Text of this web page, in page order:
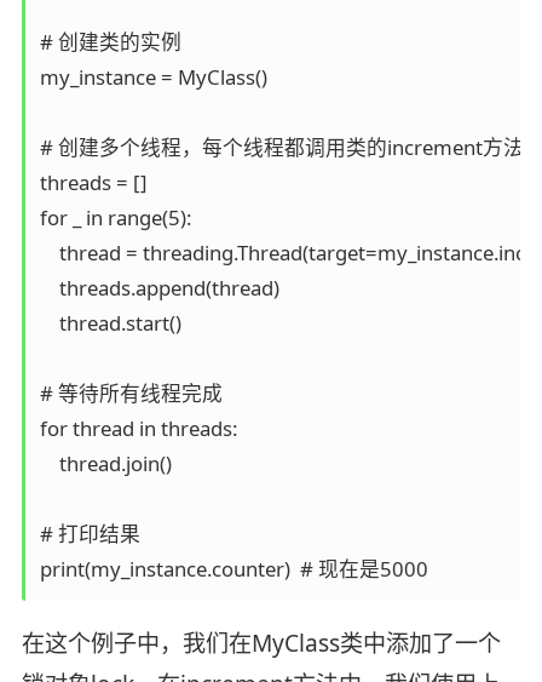
# 创建类的实例
my_instance = MyClass()
# 创建多个线程，每个线程都调用类的increment方法
threads = []
for _ in range(5):
thread =
    threads.append(thread)
    thread.start()
# 等待所有线程完成
for thread in threads:
    thread.join()
# 打印结果
print(my_instance.counter)  # 现在是5000
在这个例子中，我们在MyClass类中添加了一个